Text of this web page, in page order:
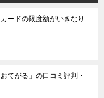
ードの限度額がいきなり
てがる」の口コミ評判・